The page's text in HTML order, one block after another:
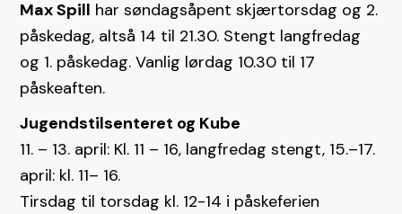
Max Spill har søndagsåpent skjærtorsdag og 2.
påskedag, altså 14 til 21.30. Stengt langfredag
og 1. påskedag. Vanlig lørdag 10.30 til 17
påskeaften.
Jugendstilsenteret og Kube
11. – 13. april: Kl. 11 – 16, langfredag stengt, 15.–17.
april: kl. 11– 16.
Tirsdag til torsdag kl. 12-14 i påskeferien